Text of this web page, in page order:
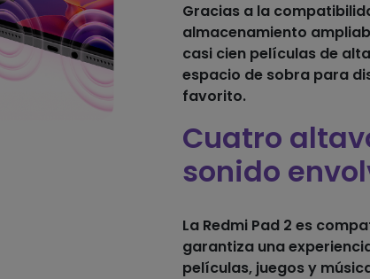
Gracias a la
almacenamiento
casi cien películas de
espacio de sobra para
favorito.
Cuatro
sonido
La Redmi Pad 2 es
garantiza una
películas, juegos y